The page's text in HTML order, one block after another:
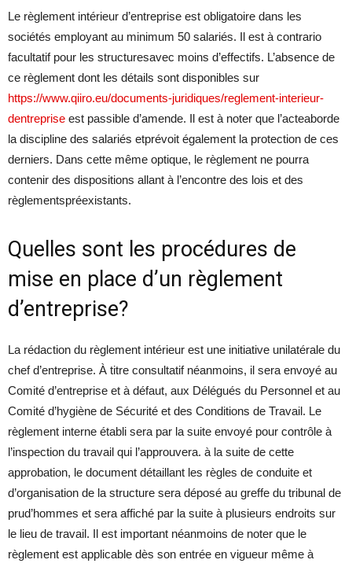
Le règlement intérieur d’entreprise est obligatoire dans les
sociétés employant au minimum 50 salariés. Il est à contrario
facultatif pour les structuresavec moins d’effectifs. L’absence de
ce règlement dont les détails sont disponibles sur
https://www.qiiro.eu/documents-juridiques/reglement-interieur-
dentreprise est passible d’amende. Il est à noter que l’acteaborde
la discipline des salariés etprévoit également la protection de ces
derniers. Dans cette même optique, le règlement ne pourra
contenir des dispositions allant à l’encontre des lois et des
règlementspréexistants.
Quelles sont les procédures de
mise en place d’un règlement
d’entreprise?
La rédaction du règlement intérieur est une initiative unilatérale du
chef d’entreprise. À titre consultatif néanmoins, il sera envoyé au
Comité d’entreprise et à défaut, aux Délégués du Personnel et au
Comité d’hygiène de Sécurité et des Conditions de Travail. Le
règlement interne établi sera par la suite envoyé pour contrôle à
l’inspection du travail qui l’approuvera. à la suite de cette
approbation, le document détaillant les règles de conduite et
d’organisation de la structure sera déposé au greffe du tribunal de
prud’hommes et sera affiché par la suite à plusieurs endroits sur
le lieu de travail. Il est important néanmoins de noter que le
règlement est applicable dès son entrée en vigueur même à